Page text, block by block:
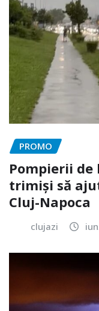
PROMO
Pompierii de
trimiși să
Cluj-Napoca
clujazi